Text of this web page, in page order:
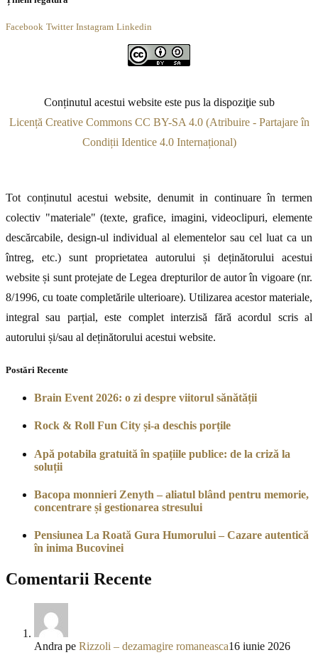
Facebook Twitter Instagram Linkedin
Conținutul acestui website este pus la dispoziţie sub
Licență Creative Commons CC BY-SA 4.0 (Atribuire - Partajare în
Condiții Identice 4.0 Internațional)
Tot conținutul acestui website, denumit in continuare în termen
colectiv "materiale" (texte, grafice, imagini, videoclipuri, elemente
descărcabile, design-ul individual al elementelor sau cel luat ca un
întreg, etc.) sunt proprietatea autorului și deținătorului acestui
website și sunt protejate de Legea drepturilor de autor în vigoare (nr.
8/1996, cu toate completările ulterioare). Utilizarea acestor materiale,
integral sau parțial, este complet interzisă fără acordul scris al
autorului și/sau al deținătorului acestui website.
Postări Recente
Brain Event 2026: o zi despre viitorul sănătății
Rock & Roll Fun City și-a deschis porțile
Apă potabila gratuită în spațiile publice: de la criză la
soluții
Bacopa monnieri Zenyth – aliatul blând pentru memorie,
concentrare și gestionarea stresului
Pensiunea La Roată Gura Humorului – Cazare autentică
în inima Bucovinei
Comentarii Recente
Andra pe Rizzoli – dezamagire romaneasca16 iunie 2026